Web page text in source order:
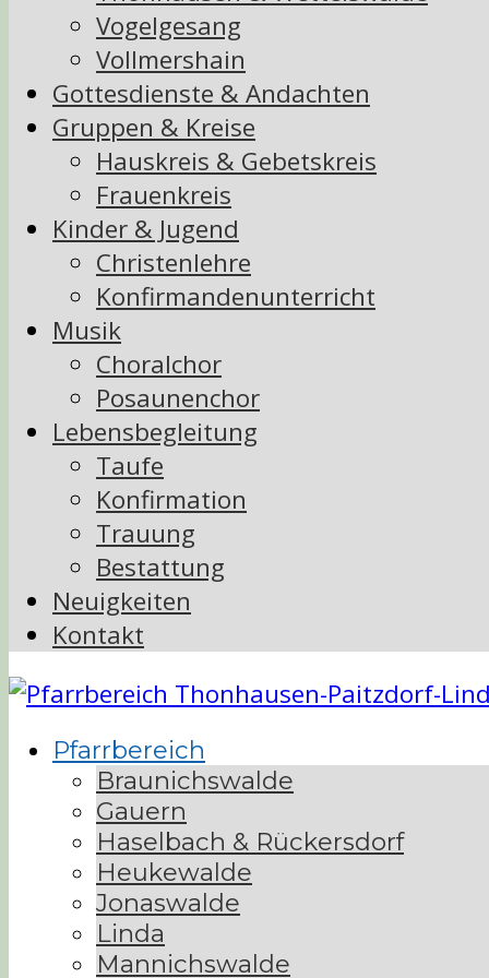
Vogelgesang
Vollmershain
Gottesdienste & Andachten
Gruppen & Kreise
Hauskreis & Gebetskreis
Frauenkreis
Kinder & Jugend
Christenlehre
Konfirmandenunterricht
Musik
Choralchor
Posaunenchor
Lebensbegleitung
Taufe
Konfirmation
Trauung
Bestattung
Neuigkeiten
Kontakt
Pfarrbereich
Braunichswalde
Gauern
Haselbach & Rückersdorf
Heukewalde
Jonaswalde
Linda
Mannichswalde